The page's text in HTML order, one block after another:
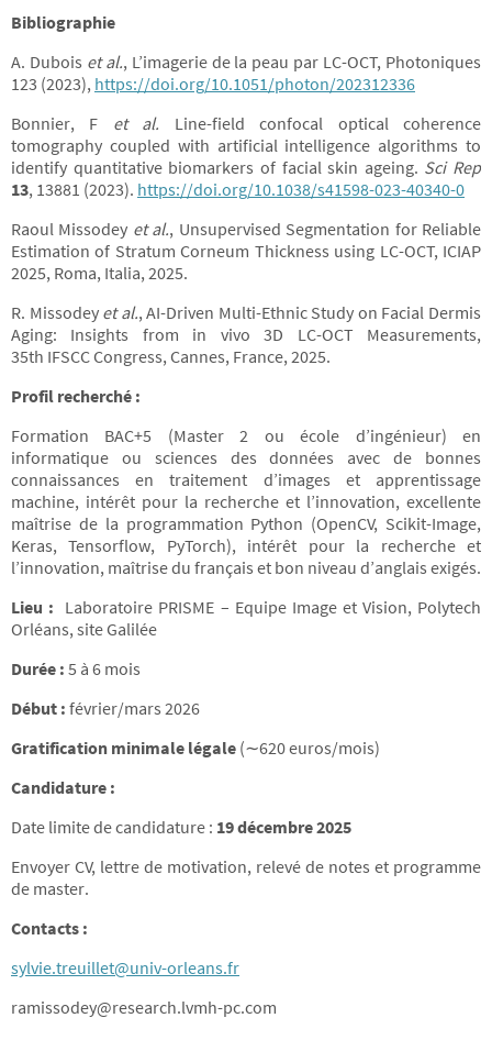
Bibliographie
A. Dubois et al., L’imagerie de la peau par LC-OCT, Photoniques
123 (2023), https://doi.org/10.1051/photon/202312336
Bonnier, F et al. Line-field confocal optical coherence
tomography coupled with artificial intelligence algorithms to
identify quantitative biomarkers of facial skin ageing. Sci Rep
13, 13881 (2023). https://doi.org/10.1038/s41598-023-40340-0
Raoul Missodey et al., Unsupervised Segmentation for Reliable
Estimation of Stratum Corneum Thickness using LC-OCT, ICIAP
2025, Roma, Italia, 2025.
R. Missodey et al., AI-Driven Multi-Ethnic Study on Facial Dermis
Aging: Insights from in vivo 3D LC-OCT Measurements,
35th IFSCC Congress, Cannes, France, 2025.
Profil recherché :
Formation BAC+5 (Master 2 ou école d’ingénieur) en
informatique ou sciences des données avec de bonnes
connaissances en traitement d’images et apprentissage
machine, intérêt pour la recherche et l’innovation, excellente
maîtrise de la programmation Python (OpenCV, Scikit-Image,
Keras, Tensorflow, PyTorch), intérêt pour la recherche et
l’innovation, maîtrise du français et bon niveau d’anglais exigés.
Lieu : Laboratoire PRISME – Equipe Image et Vision, Polytech
Orléans, site Galilée
Durée : 5 à 6 mois
Début : février/mars 2026
Gratification minimale légale (∼620 euros/mois)
Candidature :
Date limite de candidature : 19 décembre 2025
Envoyer CV, lettre de motivation, relevé de notes et programme
de master.
Contacts :
sylvie.treuillet@univ-orleans.fr
ramissodey@research.lvmh-pc.com